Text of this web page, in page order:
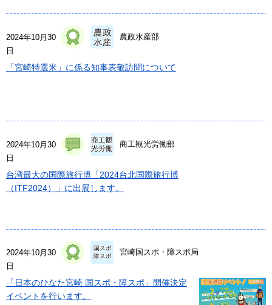
2024年10月30
日
農政水産部
「宮崎特選米」に係る知事表敬訪問について
2024年10月30
日
商工観光労働部
台湾最大の国際旅行博「2024台北国際旅行博
（ITF2024）」に出展します。
2024年10月30
日
宮崎国スポ・障スポ局
「日本のひなた宮崎 国スポ・障スポ」開催決定
イベントを行います。